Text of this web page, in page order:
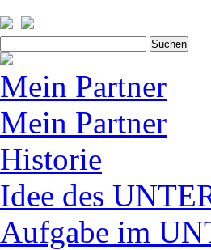
nach:
Mein Partner
Mein Partner
Historie
Idee des
Aufgabe im